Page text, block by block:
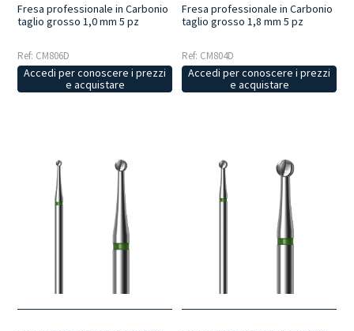
Fresa professionale in Carbonio
taglio grosso 1,0 mm 5 pz
Ref: CM806D
Accedi per conoscere i prezzi
e acquistare
Fresa professionale in Carbonio
taglio grosso 1,8 mm 5 pz
Ref: CM804D
Accedi per conoscere i prezzi
e acquistare